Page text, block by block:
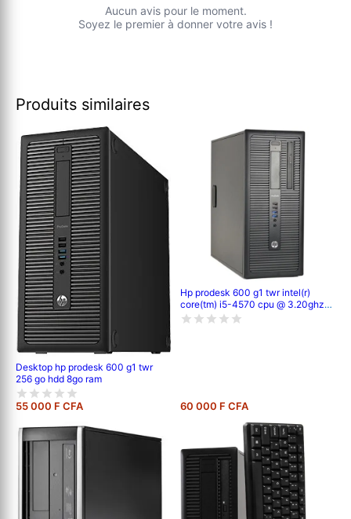
Aucun avis pour le moment.
Soyez le premier à donner votre avis !
Produits similaires
Desktop hp prodesk 600 g1 twr
256 go hdd 8go ram
55 000 F CFA
Hp prodesk 600 g1 twr intel(r)
core(tm) i5-4570 cpu @ 3.20ghz
3.20 ghz
60 000 F CFA